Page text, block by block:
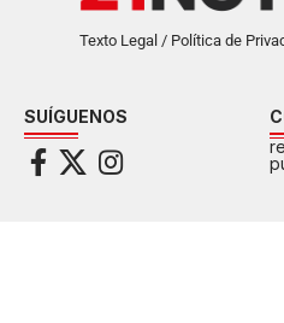
Texto Legal / Política de
SUÍGUENOS